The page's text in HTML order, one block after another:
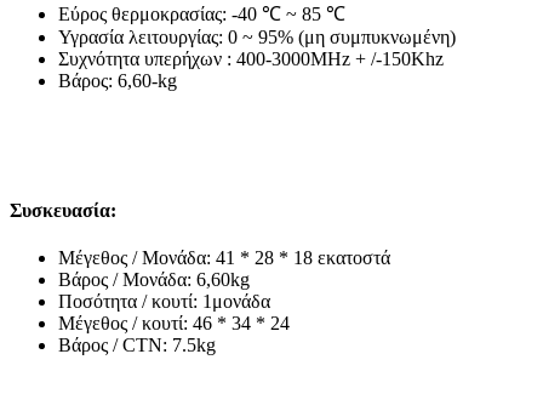
Εύρος θερμοκρασίας: -40 ℃ ~ 85 ℃
Υγρασία λειτουργίας: 0 ~ 95% (μη συμπυκνωμένη)
Συχνότητα υπερήχων : 400-3000MHz + /-150Khz
Βάρος: 6,60-kg
Συσκευασία:
Μέγεθος / Μονάδα: 41 * 28 * 18 εκατοστά
Βάρος / Μονάδα: 6,60kg
Ποσότητα / κουτί: 1μονάδα
Μέγεθος / κουτί: 46 * 34 * 24
Βάρος / CTN: 7.5kg